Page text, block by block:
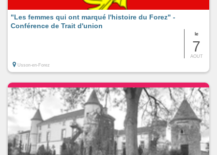
le
7
AOUT
"Les femmes qui ont marqué l'histoire du Forez" -
Conférence de Trait d'union
Usson-en-Forez